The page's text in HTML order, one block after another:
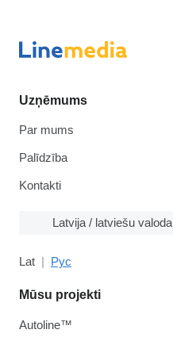
Uzņēmums
Par mums
Palīdzība
Kontakti
Latvija / latviešu valoda
Lat Рус
Mūsu projekti
Autoline™